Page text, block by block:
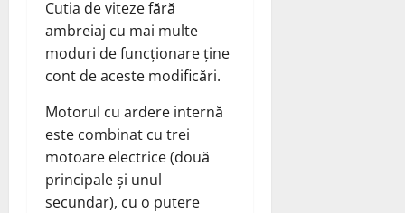
Cutia de viteze fără
ambreiaj cu mai multe
moduri de funcționare ține
cont de aceste modificări.
Motorul cu ardere internă
este combinat cu trei
motoare electrice (două
principale și unul
secundar), cu o putere